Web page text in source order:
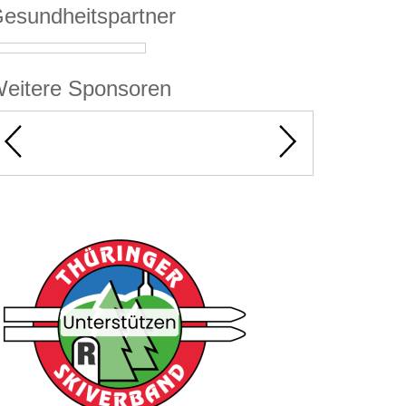
Sponsoren